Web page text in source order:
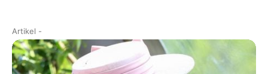
Artikel -